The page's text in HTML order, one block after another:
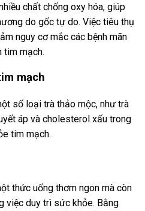
chất chống oxy hóa, giúp
do gốc tự do. Việc tiêu thụ
nguy cơ mắc các bệnh mãn
tim mạch.
mạch
số loại trà thảo mộc, như trà
áp và cholesterol xấu trong
tim mạch.
thức uống thơm ngon mà còn
việc duy trì sức khỏe. Bằng